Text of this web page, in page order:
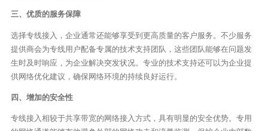
三、优质的服务保障
选择专线接入，企业通常还能够享受到更高质量的客户服务。不少服务
提供商会为专线用户配备专属的技术支持团队，这些团队能够在问题发
生时及时响应，为企业解决突发状况。专业的技术支持还可以为企业提
供网络优化建议，确保网络环境的持续良好运行。
四、增加的安全性
专线接入相较于共享带宽的网络接入方式，具有明显的安全优势。专用